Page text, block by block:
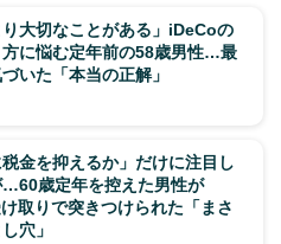
り大切なことがある」iDeCoの
に悩む定年前の58歳男性…最
いた「本当の正解」
税金を抑えるか」だけに注目し
…60歳定年を控えた男性が
取りで突きつけられた「まさ
穴」